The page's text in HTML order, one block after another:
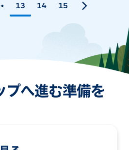
13 14 15
プへ進む準備を